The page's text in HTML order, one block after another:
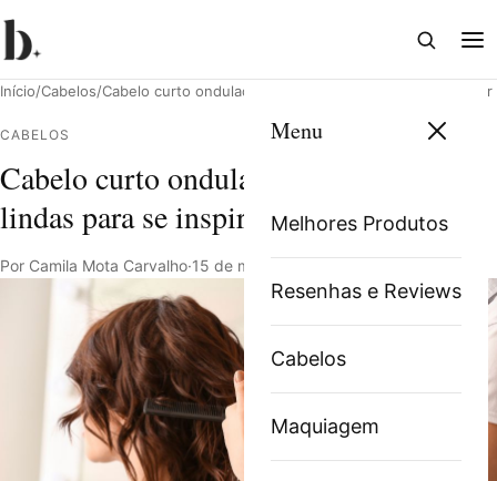
Abrir
Pesquisar
Menu
Melhores Produtos
Resenhas e Reviews
Cabelos
Maquiagem
Início/Cabelos/Cabelo curto ondulado: 11 opções lindas para se inspirar
CABELOS
Cabelo curto ondulado: 11 opções
lindas para se inspirar
Por Camila Mota Carvalho·15 de março de 2022